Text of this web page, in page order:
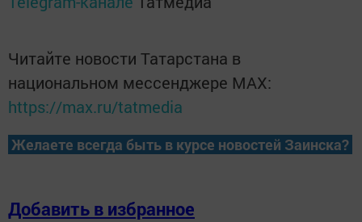
Читайте новости Татарстана в
национальном мессенджере MАХ:
https://max.ru/tatmedia
Желаете всегда быть в курсе новостей Заинска?
Добавить в избранное